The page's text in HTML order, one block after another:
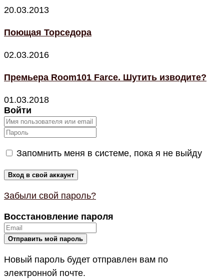
20.03.2013
Поющая Торседора
02.03.2016
Премьера Room101 Farce. Шутить изводите?
01.03.2018
Войти
Запомнить меня в системе, пока я не выйду
Забыли свой пароль?
Восстановление пароля
Новый пароль будет отправлен вам по
электронной почте.